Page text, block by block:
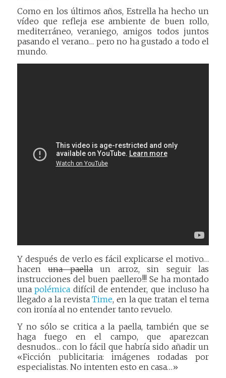
Como en los últimos años, Estrella ha hecho un
vídeo que refleja ese ambiente de buen rollo,
mediterráneo, veraniego, amigos todos juntos
pasando el verano… pero no ha gustado a todo el
mundo.
Y después de verlo es fácil explicarse el motivo…
hacenuna paellaun arroz, sin seguir las
instrucciones del buen paellero!!! Se ha montado
unapolémica difícil de entender, que incluso ha
llegado a la revistaTime, en la que tratan el tema
con ironía al no entender tanto revuelo.
Y no sólo se critica a la paella, también que se
haga fuego en el campo, que aparezcan
desnudos… con lo fácil que habría sido añadir un
«Ficción publicitaria: imágenes rodadas por
especialistas. No intenten esto en casa…»